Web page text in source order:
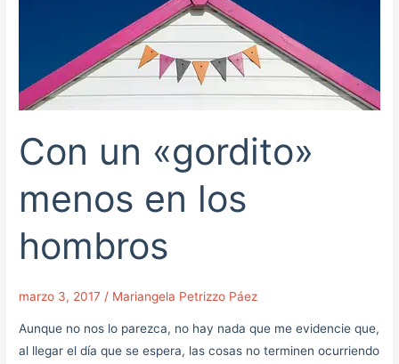
Con un «gordito»
menos en los
hombros
marzo 3, 2017 / Mariangela Petrizzo Páez
Aunque no nos lo parezca, no hay nada que me evidencie que,
al llegar el día que se espera, las cosas no terminen ocurriendo